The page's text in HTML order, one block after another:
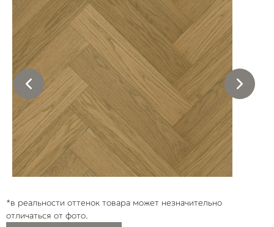
*в реальности оттенок товара может незначительно
отличаться от фото.